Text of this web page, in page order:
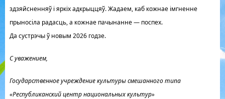
здзяйсненняў і яркіх адкрыццяў. Жадаем, каб кожнае імгненне
прыносіла радасць, а кожнае пачынанне — поспех.
Да сустрэчы ў новым 2026 годзе.
С уважением,
Государственное учреждение культуры смешанного типа
«Республиканский центр национальных культур»